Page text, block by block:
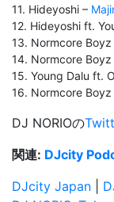
11. Hideyoshi –
12. Hideyoshi ft.
13. Normcore Boyz
14. Normcore Boyz
15. Young Dalu ft.
16. Normcore Boyz
DJ NORIOの
関連: DJcity
DJcity Japan